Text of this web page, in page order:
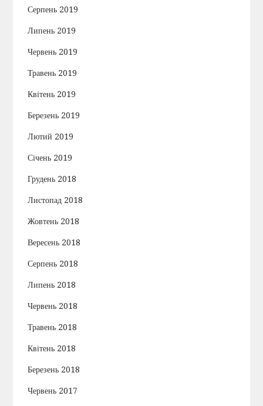
Серпень 2019
Липень 2019
Червень 2019
Травень 2019
Квітень 2019
Березень 2019
Лютий 2019
Січень 2019
Грудень 2018
Листопад 2018
Жовтень 2018
Вересень 2018
Серпень 2018
Липень 2018
Червень 2018
Травень 2018
Квітень 2018
Березень 2018
Червень 2017